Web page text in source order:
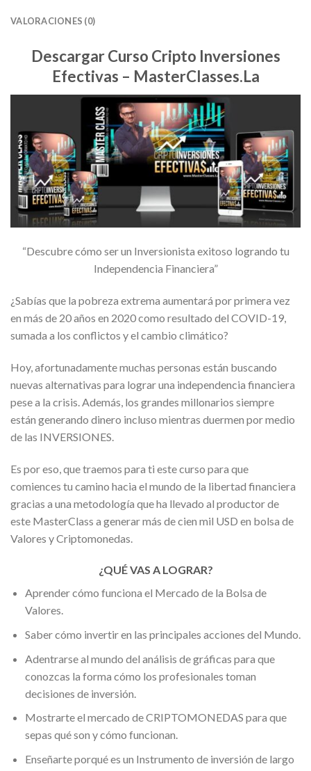
VALORACIONES (0)
Descargar Curso Cripto Inversiones
Efectivas – MasterClasses.La
“Descubre cómo ser un Inversionista exitoso logrando tu
Independencia Financiera”
¿Sabías que la pobreza extrema aumentará por primera vez
en más de 20 años en 2020 como resultado del COVID-19,
sumada a los conflictos y el cambio climático?
Hoy, afortunadamente muchas personas están buscando
nuevas alternativas para lograr una independencia financiera
pese a la crisis. Además, los grandes millonarios siempre
están generando dinero incluso mientras duermen por medio
de las INVERSIONES.
Es por eso, que traemos para ti este curso para que
comiences tu camino hacia el mundo de la libertad financiera
gracias a una metodología que ha llevado al productor de
este MasterClass a generar más de cien mil USD en bolsa de
Valores y Criptomonedas.
¿QUÉ VAS A LOGRAR?
Aprender cómo funciona el Mercado de la Bolsa de
Valores.
Saber cómo invertir en las principales acciones del Mundo.
Adentrarse al mundo del análisis de gráficas para que
conozcas la forma cómo los profesionales toman
decisiones de inversión.
Mostrarte el mercado de CRIPTOMONEDAS para que
sepas qué son y cómo funcionan.
Enseñarte porqué es un Instrumento de inversión de largo